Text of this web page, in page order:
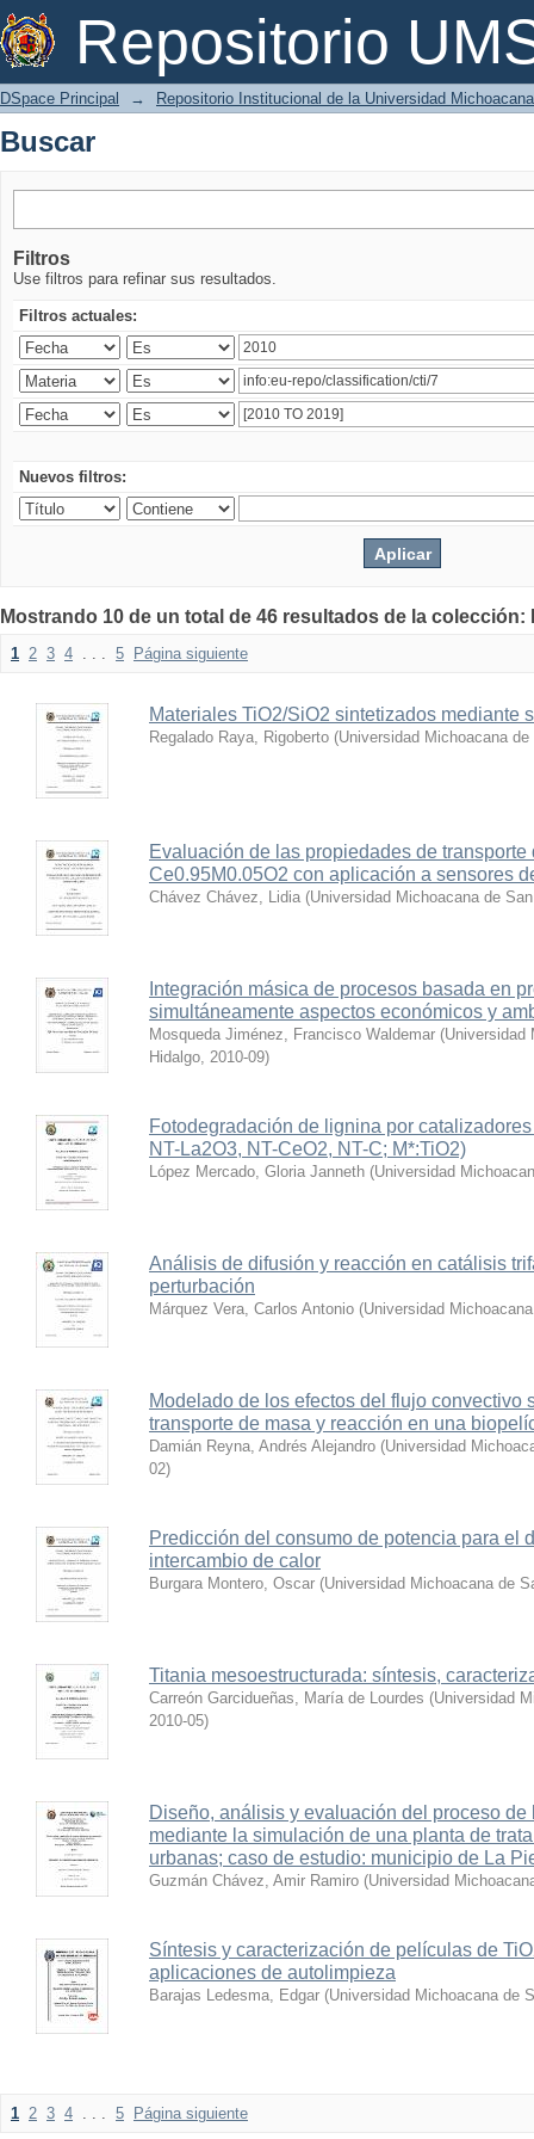
Repositorio
Buscar
DSpace Principal → Repositorio Institucional de la Universidad
Buscar
Filtros
Use filtros para refinar sus resultados.
Filtros actuales:
Nuevos filtros:
Mostrando 10 de un total de 46 resultados de la colección:
1 2 3 4 . . . 5 Página siguiente
Materiales TiO2/SiO2 sintetizados mediante
Regalado Raya, Rigoberto (Universidad Michoacana
Evaluación de las propiedades de transporte
Ce0.95M0.05O2 con aplicación a sensores
Chávez Chávez, Lidia (Universidad Michoacana de
Integración másica de procesos basada en
simultáneamente aspectos económicos y
Mosqueda Jiménez, Francisco Waldemar (Universidad
Hidalgo, 2010-09)
Fotodegradación de lignina por
NT-La2O3, NT-CeO2, NT-C; M*:TiO2)
López Mercado, Gloria Janneth (Universidad
Análisis de difusión y reacción en catálisis
perturbación
Márquez Vera, Carlos Antonio (Universidad
Modelado de los efectos del flujo convectivo
transporte de masa y reacción en una
Damián Reyna, Andrés Alejandro (Universidad
02)
Predicción del consumo de potencia para el
intercambio de calor
Burgara Montero, Oscar (Universidad Michoacana de
Titania mesoestructurada: síntesis,
Carreón Garcidueñas, María de Lourdes (Universidad
2010-05)
Diseño, análisis y evaluación del proceso
mediante la simulación de una planta de
urbanas; caso de estudio: municipio de La
Guzmán Chávez, Amir Ramiro (Universidad
Síntesis y caracterización de películas de
aplicaciones de autolimpieza
Barajas Ledesma, Edgar (Universidad Michoacana de
1 2 3 4 . . . 5 Página siguiente